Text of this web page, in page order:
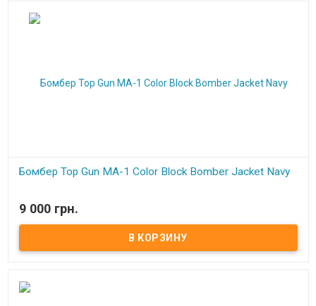
Бомбер Top Gun MA-1 Color Block Bomber Jacket Navy
9 000 грн.